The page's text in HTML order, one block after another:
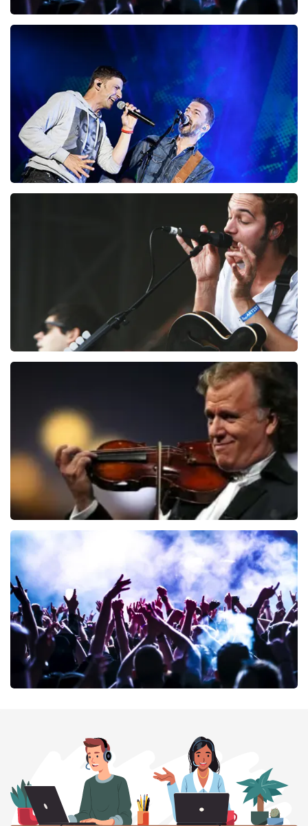
Megadeth
laatste 30 minuten
BESTEL NU
BESTEL NU
BESTEL NU
BESTEL NU